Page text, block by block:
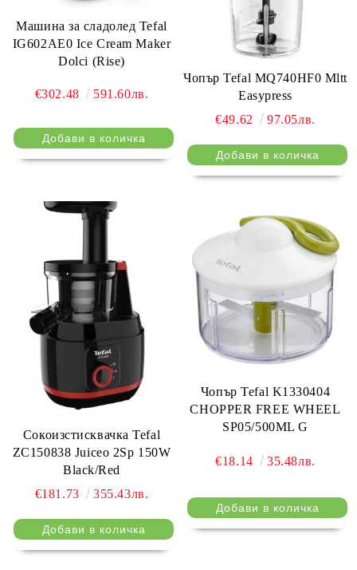
Машина за сладолед Tefal
IG602AE0 Ice Cream Maker
Dolci (Rise)
€302.48 591.60лв.
Чопър Tefal MQ740HF0 Mltt
Easypress
€49.62
97.05лв.
Сокоизстисквачка Tefal
ZC150838 Juiceo 2Sp 150W
Black/Red
€181.73
355.43лв.
Чопър Tefal K1330404
CHOPPER FREE WHEEL
SP05/500ML G
€18.14 35.48лв.